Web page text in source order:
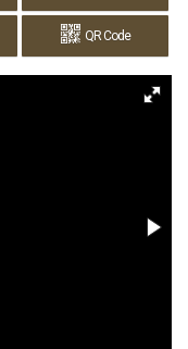
QR Code